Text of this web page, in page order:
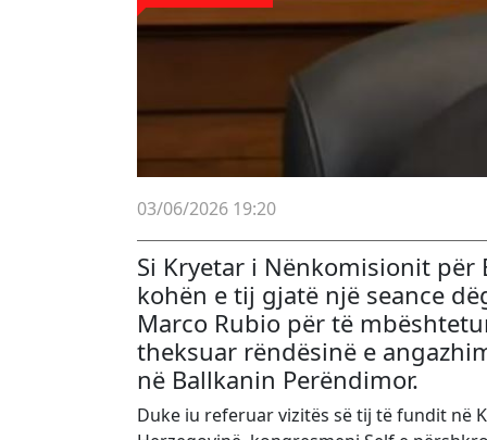
03/06/2026 19:20
Si Kryetar i Nënkomisionit
kohën e tij gjatë një seance
Marco Rubio për të
theksuar rëndësinë e
në Ballkanin Perëndimor.
Duke iu referuar vizitës së tij të fundit në